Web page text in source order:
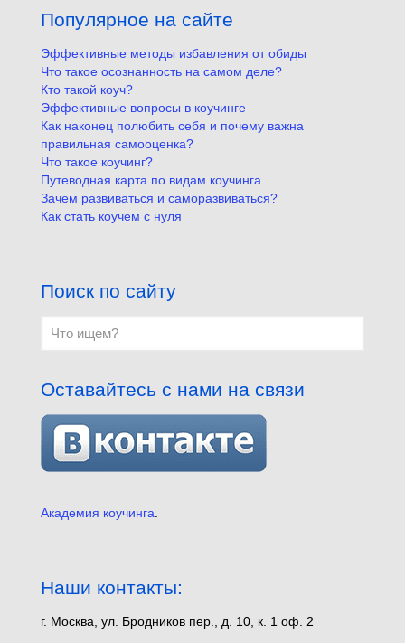
Популярное на сайте
Эффективные методы избавления от обиды
Что такое осознанность на самом деле?
Кто такой коуч?
Эффективные вопросы в коучинге
Как наконец полюбить себя и почему важна
правильная самооценка?
Что такое коучинг?
Путеводная карта по видам коучинга
Зачем развиваться и саморазвиваться?
Как стать коучем с нуля
Поиск по сайту
Оставайтесь с нами на связи
Академия коучинга
Наши контакты:
г. Москва, ул. Бродников пер., д. 10, к. 1 оф. 2